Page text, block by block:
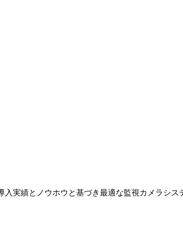
実績とノウホウと基づき最適な監視カメラシス